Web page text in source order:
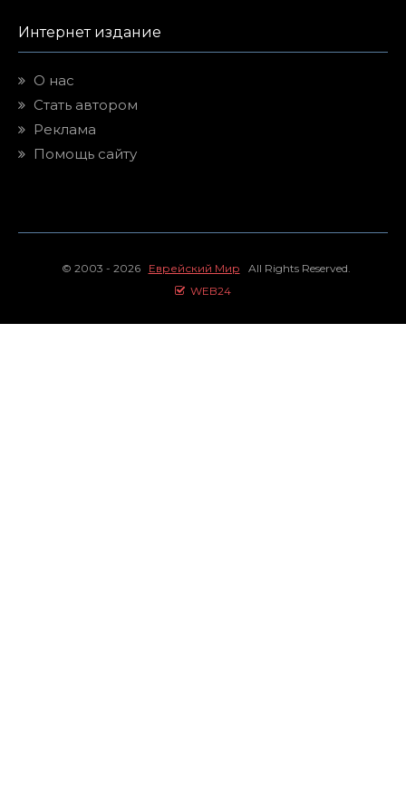
Интернет издание
О нас
Стать автором
Реклама
Помощь сайту
© 2003 - 2026 Еврейский Мир All Rights Reserved.
WEB24